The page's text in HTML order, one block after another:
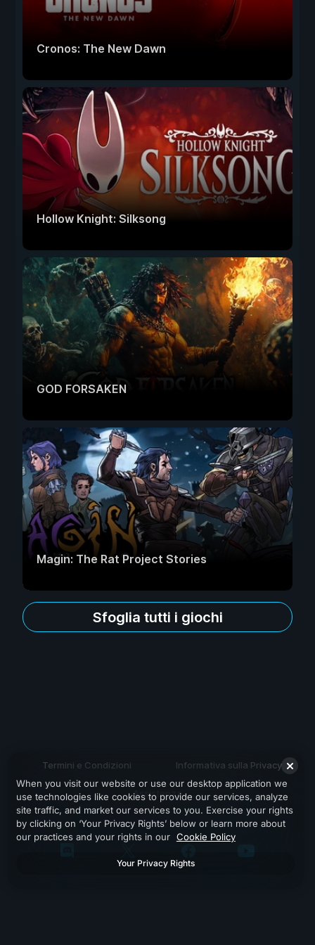
Cronos: The New Dawn
Hollow Knight: Silksong
GOD FORSAKEN
Magin: The Rat Project Stories
Sfoglia tutti i giochi
Termini e Condizioni Informativa sulla Privacy
Assistenza
When you visit our website or use our desktop application we
use technologies like cookies to provide our services, analyze
site traffic, and market our services to you. Exercise your rights
by clicking on ‘Your Privacy Rights’ below or learn more about
our practices and your rights in our Cookie Policy
Your Privacy Rights